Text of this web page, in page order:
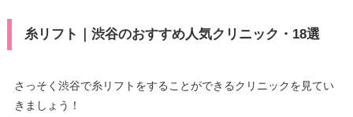
糸リフト｜渋谷のおすすめ人気クリニック・18選
さっそく渋谷で糸リフトをすることができるクリニックを見てい
きましょう！